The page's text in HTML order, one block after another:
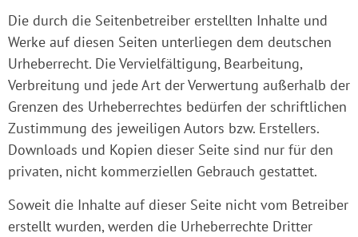
Die durch die Seitenbetreiber erstellten Inhalte und
Werke auf diesen Seiten unterliegen dem deutschen
Urheberrecht. Die Vervielfältigung, Bearbeitung,
Verbreitung und jede Art der Verwertung außerhalb der
Grenzen des Urheberrechtes bedürfen der schriftlichen
Zustimmung des jeweiligen Autors bzw. Erstellers.
Downloads und Kopien dieser Seite sind nur für den
privaten, nicht kommerziellen Gebrauch gestattet.
Soweit die Inhalte auf dieser Seite nicht vom Betreiber
erstellt wurden, werden die Urheberrechte Dritter